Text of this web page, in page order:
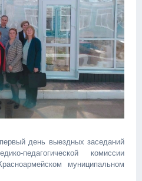
день выездных заседаний
педагогической комиссии
муниципальном